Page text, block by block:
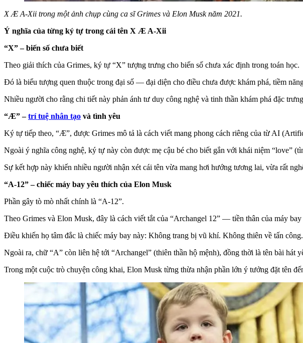
X Æ A-Xii trong một ảnh chụp cùng ca sĩ Grimes và Elon Musk năm 2021.
Ý nghĩa của từng ký tự trong cái tên X Æ A-Xii
“X” – biến số chưa biết
Theo giải thích của Grimes, ký tự “X” tượng trưng cho biến số chưa xác định trong toán học.
Đó là biểu tượng quen thuộc trong đại số — đại diện cho điều chưa được khám phá, tiềm
Nhiều người cho rằng chi tiết này phản ánh tư duy công nghệ và tinh thần khám phá đặc
“Æ” –trí tuệ nhân tạo và tình yêu
Ký tự tiếp theo, “Æ”, được Grimes mô tả là cách viết mang phong cách riêng của từ AI
Ngoài ý nghĩa công nghệ, ký tự này còn được mẹ cậu bé cho biết gắn với khái niệm “love”
Sự kết hợp này khiến nhiều người nhận xét cái tên vừa mang hơi hướng tương lai, vừa rất
“A-12” – chiếc máy bay yêu thích của Elon Musk
Phần gây tò mò nhất chính là “A-12”.
Theo Grimes và Elon Musk, đây là cách viết tắt của “Archangel 12” — tiền thân của máy
Điều khiến họ tâm đắc là chiếc máy bay này: Không trang bị vũ khí. Không thiên về tấn
Ngoài ra, chữ “A” còn liên hệ tới “Archangel” (thiên thần hộ mệnh), đồng thời là tên bài hát
Trong một cuộc trò chuyện công khai, Elon Musk từng thừa nhận phần lớn ý tưởng đặt tên